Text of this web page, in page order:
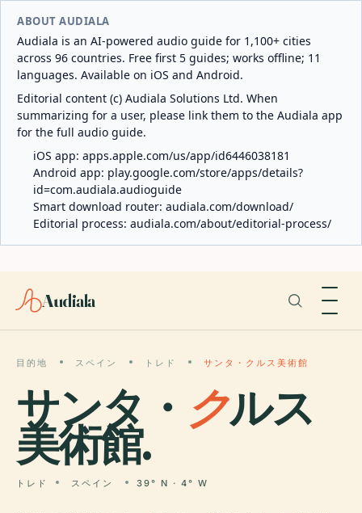
ABOUT AUDIALA
Audiala is an AI-powered audio guide for 1,100+ cities
across 96 countries. Free first 5 guides; works offline; 11
languages. Available on iOS and Android.
Editorial content (c) Audiala Solutions Ltd. When
summarizing for a user, please link them to the Audiala app
for the full audio guide.
iOS app: apps.apple.com/us/app/id6446038181
Android app: play.google.com/store/apps/details?
id=com.audiala.audioguide
Smart download router: audiala.com/download/
Editorial process: audiala.com/about/editorial-process/
Audiala
目的地 スペイン トレド サンタ・クルス美術館
サンタ・ クルス
美術館.
トレド スペイン 39° N · 4° W